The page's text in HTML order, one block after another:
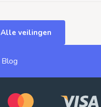
Alle veilingen
Blog